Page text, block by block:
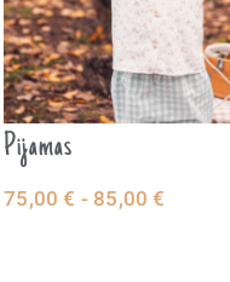
Pijamas
75,00€ - 85,00€